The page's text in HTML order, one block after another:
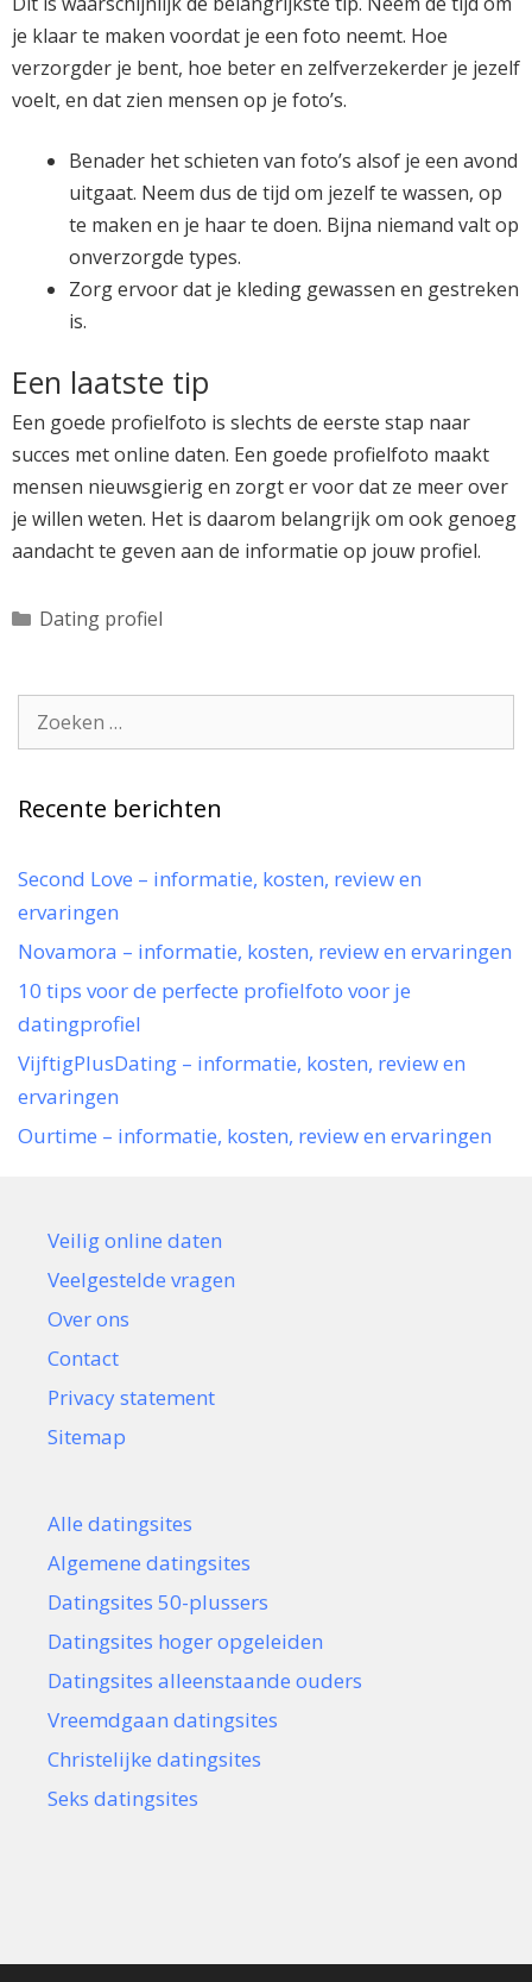
je klaar te maken voordat je een foto neemt. Hoe
verzorgder je bent, hoe beter en zelfverzekerder je jezelf
voelt, en dat zien mensen op je foto’s.
Benader het schieten van foto’s alsof je een avond
uitgaat. Neem dus de tijd om jezelf te wassen, op
te maken en je haar te doen. Bijna niemand valt op
onverzorgde types.
Zorg ervoor dat je kleding gewassen en gestreken
is.
Een laatste tip
Een goede profielfoto is slechts de eerste stap naar
succes met online daten. Een goede profielfoto maakt
mensen nieuwsgierig en zorgt er voor dat ze meer over
je willen weten. Het is daarom belangrijk om ook genoeg
aandacht te geven aan de informatie op jouw profiel.
Categorieën
Dating profiel
Zoek
naar:
Recente berichten
Second Love – informatie, kosten, review en
ervaringen
Novamora – informatie, kosten, review en ervaringen
10 tips voor de perfecte profielfoto voor je
datingprofiel
VijftigPlusDating – informatie, kosten, review en
ervaringen
Ourtime – informatie, kosten, review en ervaringen
Veilig online daten
Veelgestelde vragen
Over ons
Contact
Privacy statement
Sitemap
Alle datingsites
Algemene datingsites
Datingsites 50-plussers
Datingsites hoger opgeleiden
Datingsites alleenstaande ouders
Vreemdgaan datingsites
Christelijke datingsites
Seks datingsites